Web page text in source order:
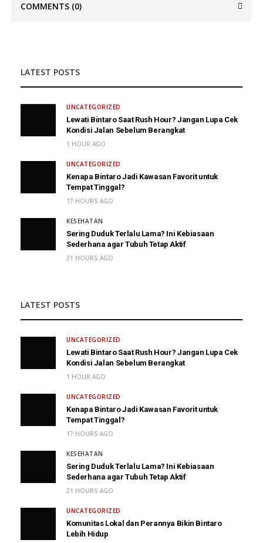
COMMENTS (0)
LATEST POSTS
UNCATEGORIZED
Lewati Bintaro Saat Rush Hour? Jangan Lupa Cek
Kondisi Jalan Sebelum Berangkat
1 HOUR AGO
UNCATEGORIZED
Kenapa Bintaro Jadi Kawasan Favorit untuk
Tempat Tinggal?
17 HOURS AGO
KESEHATAN
Sering Duduk Terlalu Lama? Ini Kebiasaan
Sederhana agar Tubuh Tetap Aktif
21 HOURS AGO
LATEST POSTS
UNCATEGORIZED
Lewati Bintaro Saat Rush Hour? Jangan Lupa Cek
Kondisi Jalan Sebelum Berangkat
1 HOUR AGO
UNCATEGORIZED
Kenapa Bintaro Jadi Kawasan Favorit untuk
Tempat Tinggal?
17 HOURS AGO
KESEHATAN
Sering Duduk Terlalu Lama? Ini Kebiasaan
Sederhana agar Tubuh Tetap Aktif
21 HOURS AGO
UNCATEGORIZED
Komunitas Lokal dan Perannya Bikin Bintaro
Lebih Hidup